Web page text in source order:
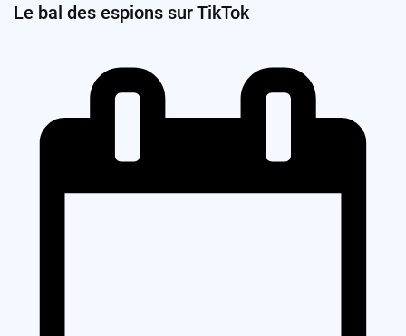
Le bal des espions sur TikTok